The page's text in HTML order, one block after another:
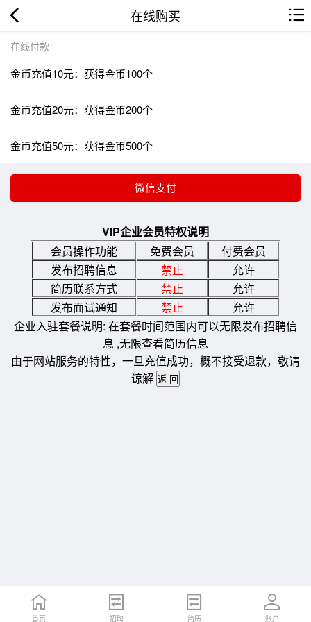
在线购买
在线付款
金币充值10元：获得金币100个
金币充值20元：获得金币200个
金币充值50元：获得金币500个
VIP企业会员特权说明
会员操作功能
免费会员
付费会员
发布招聘信息
禁止
允许
简历联系方式
禁止
允许
发布面试通知
禁止
允许
企业入驻套餐说明: 在套餐时间范围内可以无限发布招聘信
息 ,无限查看简历信息
由于网站服务的特性，一旦充值成功，概不接受退款，敬请
谅解
首页 招聘 简历 账户